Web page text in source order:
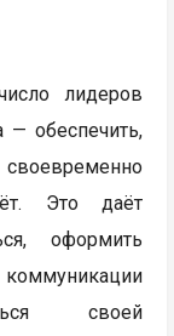
лидеров
обеспечить,
Это даёт
оформить
своей